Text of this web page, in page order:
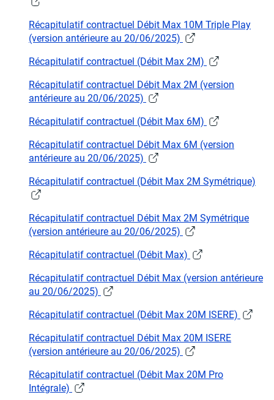
Récapitulatif contractuel Débit Max 10M Triple Play
(version antérieure au 20/06/2025)
Récapitulatif contractuel (Débit Max 2M)
Récapitulatif contractuel Débit Max 2M (version
antérieure au 20/06/2025)
Récapitulatif contractuel (Débit Max 6M)
Récapitulatif contractuel Débit Max 6M (version
antérieure au 20/06/2025)
Récapitulatif contractuel (Débit Max 2M Symétrique)
Récapitulatif contractuel Débit Max 2M Symétrique
(version antérieure au 20/06/2025)
Récapitulatif contractuel (Débit Max)
Récapitulatif contractuel Débit Max (version antérieure
au 20/06/2025)
Récapitulatif contractuel (Débit Max 20M ISERE)
Récapitulatif contractuel Débit Max 20M ISERE
(version antérieure au 20/06/2025)
Récapitulatif contractuel (Débit Max 20M Pro
Intégrale)